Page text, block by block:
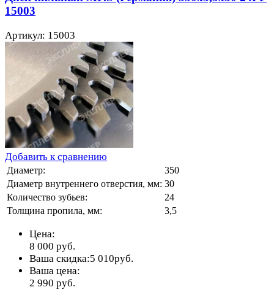
15003
Артикул: 15003
Добавить к сравнению
Диаметр:
350
Диаметр внутреннего отверстия, мм: 30
Количество зубьев:
24
Толщина пропила, мм:
3,5
Цена:
8 000 руб.
Ваша скидка:5 010руб.
Ваша цена:
2 990 руб.